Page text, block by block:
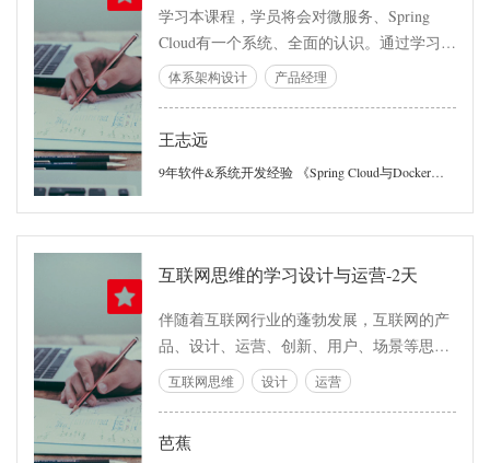
关系（领域模型）、数据构成、数据变迁、
数据推演等分析内容。掌握领域建模、数据
分析的本质技能、相关建模工具。 6、深刻
理解业务视角下的质量需求梳理思路，建立
标场景决策卡形式场景化描述非功能需求的
能力，并学会非功能需求的跟踪与评估技
模的常用工具（鱼骨图、帕累托图、构件
图、状态图等），真正驾驭模型。
学习本课程，学员将会对微服务、Spring
Cloud有一个系统、全面的认识。通过学习，
学员将能掌握相关的知识体系，并能够投入
到项目实战中去。 本课程采用实战优先的原
Boot/Cloud开发的微服务，并逐步解决项目
中的问题，最终实现一个高可用的微服务架
体系架构设计 产品经理
王志远
9年软件&系统开发经验 《Spring Cloud与Docker微服务架构实战》作者 阿里巴巴高级技术专家
互联网思维的学习设计与运营-2天
伴随着互联网行业的蓬勃发展，互联网的产
品、设计、运营、创新、用户、场景等思维
不但创造了全新的商业环境和产品服务，同
时也对人们的思维和行事方式带来了巨大影
互联网思维 设计 运营
芭蕉